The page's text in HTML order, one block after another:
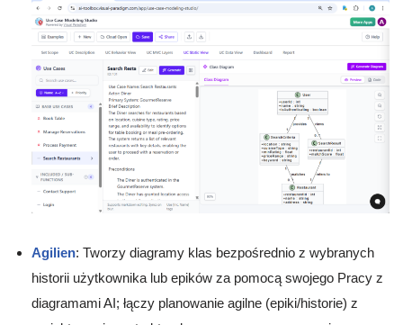
Agilien: Tworzy diagramy klas bezpośrednio z wybranych
historii użytkownika lub epików za pomocą swojego Pracy z
diagramami AI; łączy planowanie agilne (epiki/historie) z